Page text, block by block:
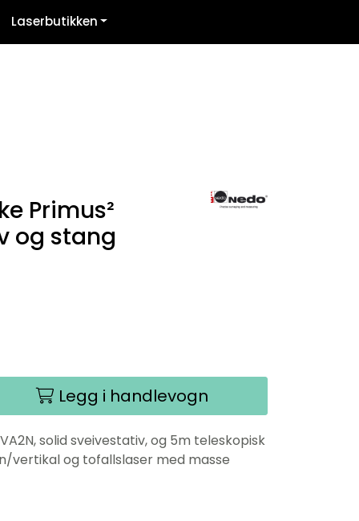
Laserbutikken
Primus²
og stang
Legg i handlevogn
solid sveivestativ, og 5m teleskopisk
vertikal og tofallslaser med masse